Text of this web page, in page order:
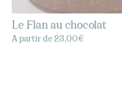
Le Flan au chocolat
A partir de 23,00€